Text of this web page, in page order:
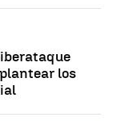
los